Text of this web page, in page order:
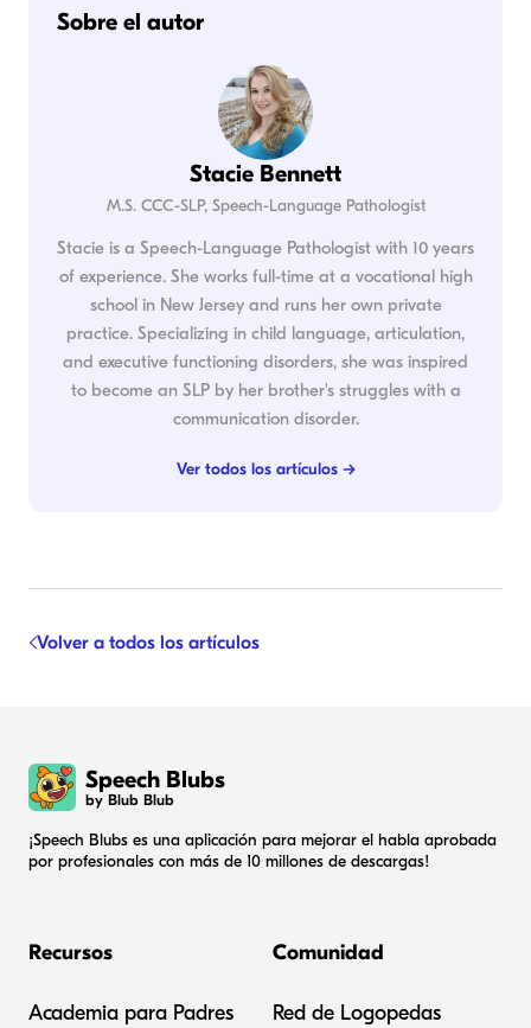
Sobre el autor
Stacie Bennett
M.S. CCC-SLP, Speech-Language Pathologist
Stacie is a Speech-Language Pathologist with 10 years
of experience. She works full-time at a vocational high
school in New Jersey and runs her own private
practice. Specializing in child language, articulation,
and executive functioning disorders, she was inspired
to become an SLP by her brother's struggles with a
communication disorder.
Ver todos los artículos →
Volver a todos los artículos
Speech Blubs
by Blub Blub
¡Speech Blubs es una aplicación para mejorar el habla aprobada
por profesionales con más de 10 millones de descargas!
Recursos
Academia para Padres
Comunidad
Red de Logopedas